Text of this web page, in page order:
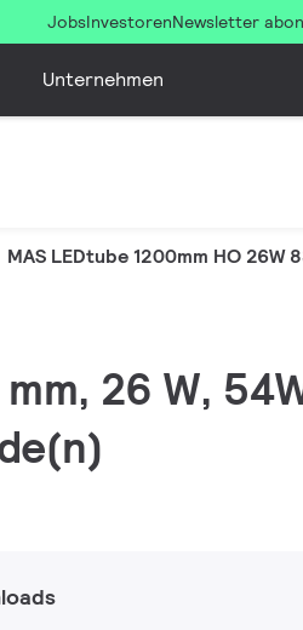
JobsInvestorenNewsletter
Unternehmen
MAS LEDtube 1200mm HO 26W
26 W,